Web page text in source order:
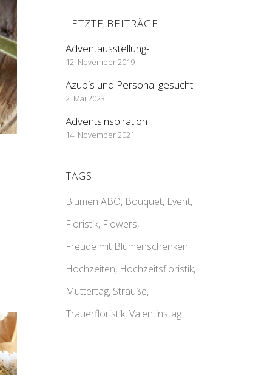
LETZTE BEITRÄGE
Adventausstellung-
12. November 2019
Azubis und Personal gesucht
2. Mai 2023
Adventsinspiration
14. November 2021
TAGS
Blumen ABO Bouquet Event
Floristik Flowers
Freude mit Blumenschenken
Hochzeiten Hochzeitsfloristik
Muttertag Sträuße
Trauerfloristik Valentinstag